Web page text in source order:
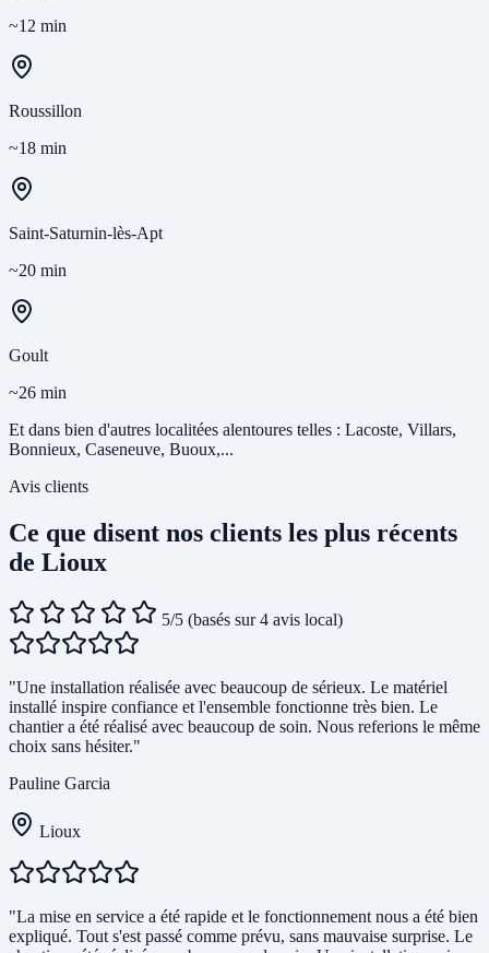
~12 min
Roussillon
~18 min
Saint-Saturnin-lès-Apt
~20 min
Goult
~26 min
Et dans bien d'autres localitées alentoures telles : Lacoste, Villars,
Bonnieux, Caseneuve, Buoux,...
Avis clients
Ce que disent nos clients les plus récents
de Lioux
5/5 (basés sur 4 avis local)
"Une installation réalisée avec beaucoup de sérieux. Le matériel
installé inspire confiance et l'ensemble fonctionne très bien. Le
chantier a été réalisé avec beaucoup de soin. Nous referions le même
choix sans hésiter."
Pauline Garcia
Lioux
"La mise en service a été rapide et le fonctionnement nous a été bien
expliqué. Tout s'est passé comme prévu, sans mauvaise surprise. Le